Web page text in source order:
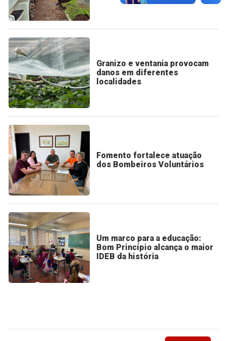
Granizo e ventania provocam
danos em diferentes
localidades
Fomento fortalece atuação
dos Bombeiros Voluntários
Um marco para a educação:
Bom Princípio alcança o maior
IDEB da história